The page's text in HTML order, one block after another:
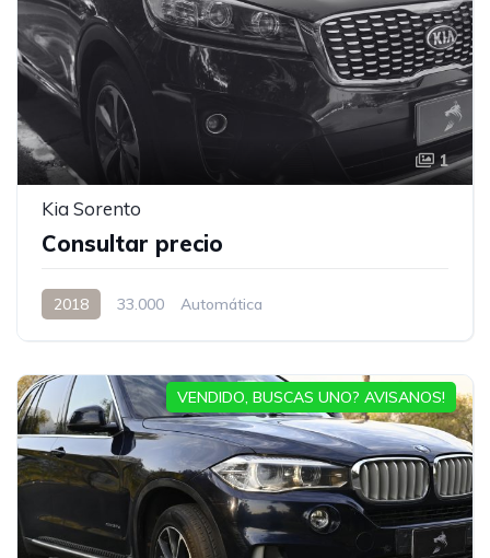
1
Kia Sorento
Consultar precio
2018 33.000 Automática
VENDIDO, BUSCAS UNO? AVISANOS!